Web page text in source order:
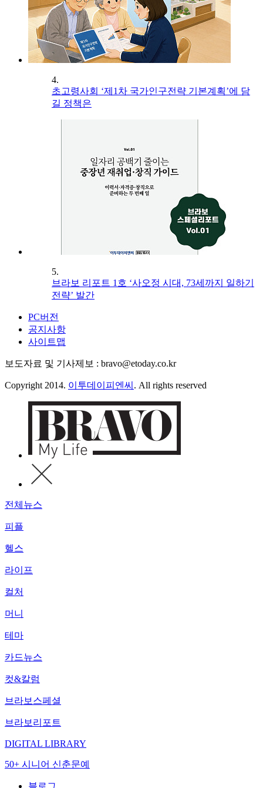
4.
초고령사회 ‘제1차 국가인구전략 기본계획’에 담
길 정책은
5.
브라보 리포트 1호 ‘사오정 시대, 73세까지 일하기
전략’ 발간
PC버전
공지사항
사이트맵
보도자료 및 기사제보 : bravo@etoday.co.kr
Copyright 2014. 이투데이피엔씨 . All rights reserved
전체뉴스
피플
헬스
라이프
컬처
머니
테마
카드뉴스
컷&칼럼
브라보스페셜
브라보리포트
DIGITAL LIBRARY
50+ 시니어 신춘문예